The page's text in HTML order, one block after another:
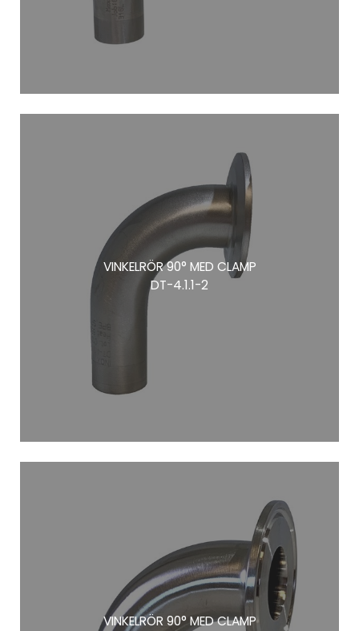
VINKELRÖR 90° MED CLAMP
DT-4.1.1-2
VINKELRÖR 90° MED CLAMP